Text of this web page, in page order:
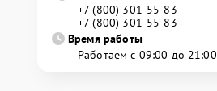
+7 (800) 301-55-83
+7 (800) 301-55-83
Время работы
Работаем с 09:00 до 21:00